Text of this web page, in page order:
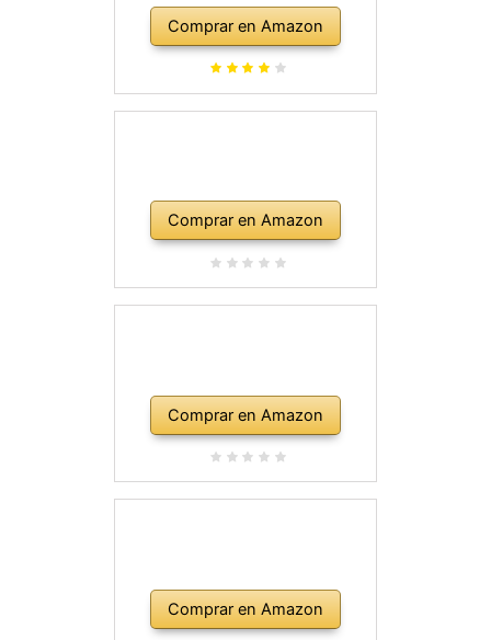
amplificador de 10 vatios, clases,
correa, bolsa de transporte,
púas, golpe, plomo y cuerdas de
Comprar en Amazon
Comprar en Amazon
Comprar en Amazon
Comprar en Amazon